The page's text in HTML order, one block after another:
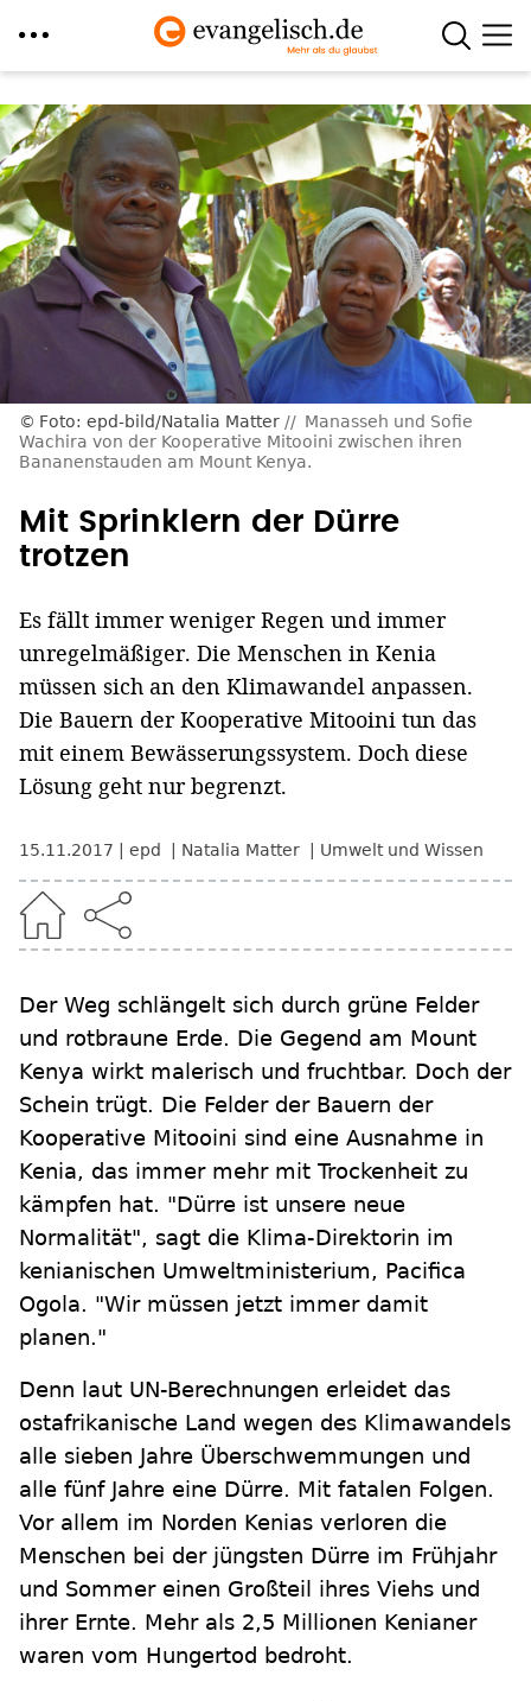
zum
Inhalt
Foto: epd-bild/Natalia Matter
Manasseh und Sofie
Wachira von der Kooperative Mitooini zwischen ihren
Bananenstauden am Mount Kenya.
Mit Sprinklern der Dürre
trotzen
Es fällt immer weniger Regen und immer
unregelmäßiger. Die Menschen in Kenia
müssen sich an den Klimawandel anpassen.
Die Bauern der Kooperative Mitooini tun das
mit einem Bewässerungssystem. Doch diese
Lösung geht nur begrenzt.
15.11.2017 epd Natalia Matter Umwelt und Wissen
Der Weg schlängelt sich durch grüne Felder
und rotbraune Erde. Die Gegend am Mount
Kenya wirkt malerisch und fruchtbar. Doch der
Schein trügt. Die Felder der Bauern der
Kooperative Mitooini sind eine Ausnahme in
Kenia, das immer mehr mit Trockenheit zu
kämpfen hat. "Dürre ist unsere neue
Normalität", sagt die Klima-Direktorin im
kenianischen Umweltministerium, Pacifica
Ogola. "Wir müssen jetzt immer damit
planen."
Denn laut UN-Berechnungen erleidet das
ostafrikanische Land wegen des Klimawandels
alle sieben Jahre Überschwemmungen und
alle fünf Jahre eine Dürre. Mit fatalen Folgen.
Vor allem im Norden Kenias verloren die
Menschen bei der jüngsten Dürre im Frühjahr
und Sommer einen Großteil ihres Viehs und
ihrer Ernte. Mehr als 2,5 Millionen Kenianer
waren vom Hungertod bedroht.